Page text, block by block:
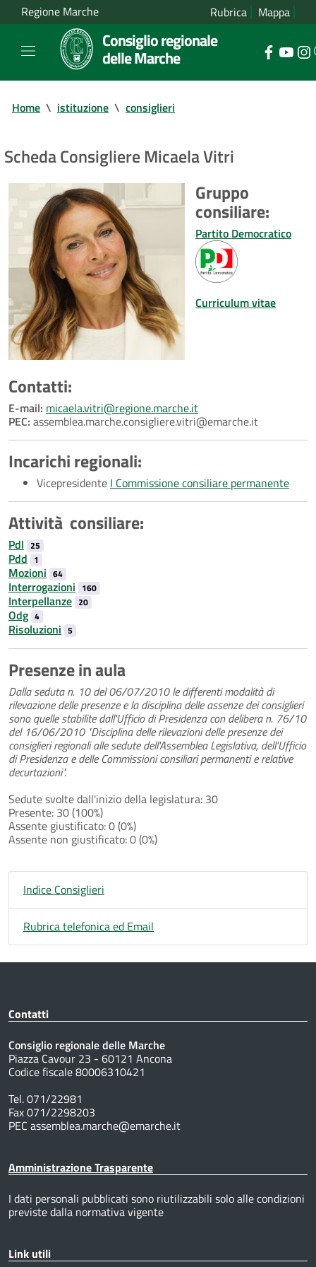
Regione Marche Rubrica Mappa
Consiglio regionale
delle Marche
Home \ istituzione \ consiglieri
Scheda Consigliere Micaela Vitri
Gruppo
consiliare:
Partito Democratico
Curriculum vitae
Contatti:
E-mail: micaela.vitri@regione.marche.it
PEC: assemblea.marche.consigliere.vitri@emarche.it
Incarichi regionali:
Vicepresidente I Commissione consiliare permanente
Attività consiliare:
Pdl 25
Pdd 1
Mozioni 64
Interrogazioni 160
Interpellanze 20
Odg 4
Risoluzioni 5
Presenze in aula
Dalla seduta n. 10 del 06/07/2010 le differenti modalità di
rilevazione delle presenze e la disciplina delle assenze dei consiglieri
sono quelle stabilite dall'Ufficio di Presidenza con delibera n. 76/10
del 16/06/2010 "Disciplina delle rilevazioni delle presenze dei
consiglieri regionali alle sedute dell'Assemblea Legislativa, dell'Ufficio
di Presidenza e delle Commissioni consiliari permanenti e relative
decurtazioni".
Sedute svolte dall'inizio della legislatura: 30
Presente: 30 (100%)
Assente giustificato: 0 (0%)
Assente non giustificato: 0 (0%)
Indice Consiglieri
Rubrica telefonica ed Email
Contatti
Consiglio regionale delle Marche
Piazza Cavour 23 - 60121 Ancona
Codice fiscale 80006310421
Tel. 071/22981
Fax 071/2298203
PEC assemblea.marche@emarche.it
Amministrazione Trasparente
I dati personali pubblicati sono riutilizzabili solo alle condizioni
previste dalla normativa vigente
Link utili